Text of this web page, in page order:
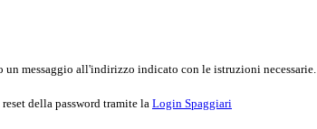
un messaggio all'indirizzo indicato con le istruzioni necessarie.
della password tramite la Login Spaggiari